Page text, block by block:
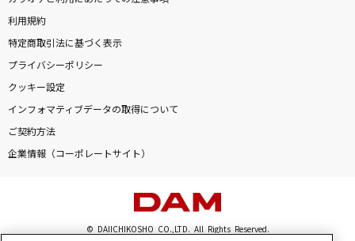
利用規約
特定商取引法に基づく表示
プライバシーポリシー
クッキー設定
インフォマティブデータの取得について
ご契約方法
企業情報（コーポレートサイト）
© DAIICHIKOSHO CO.,LTD. All Rights Reserved.